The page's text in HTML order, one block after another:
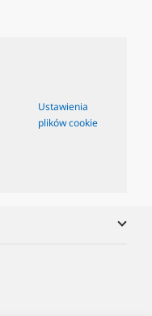
Ustawienia
plików cookie